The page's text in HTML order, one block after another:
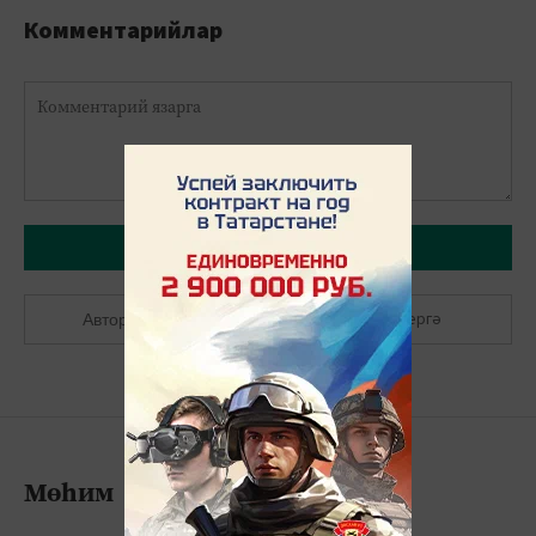
Комментарийлар
Авторлашырга Теркәлергә
Мөһим